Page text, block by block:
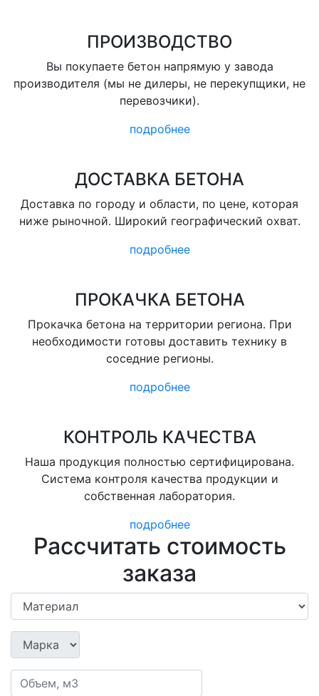
ПРОИЗВОДСТВО
Вы покупаете бетон напрямую у завода
производителя (мы не дилеры, не перекупщики, не
перевозчики).
подробнее
ДОСТАВКА БЕТОНА
Доставка по городу и области, по цене, которая
ниже рыночной. Широкий географический охват.
подробнее
ПРОКАЧКА БЕТОНА
Прокачка бетона на территории региона. При
необходимости готовы доставить технику в
соседние регионы.
подробнее
КОНТРОЛЬ КАЧЕСТВА
Наша продукция полностью сертифицирована.
Система контроля качества продукции и
собственная лаборатория.
подробнее
Рассчитать стоимость
заказа